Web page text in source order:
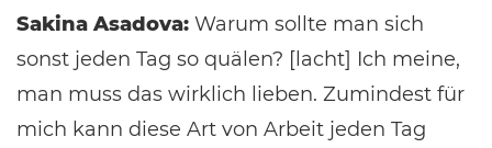
Sakina Asadova: Warum sollte man sich
sonst jeden Tag so quälen? [lacht] Ich meine,
man muss das wirklich lieben. Zumindest für
mich kann diese Art von Arbeit jeden Tag